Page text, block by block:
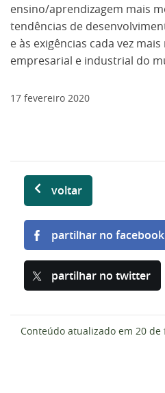
ensino/aprendizagem mais
tendências de
e às exigências cada vez
empresarial e industrial do
17 fevereiro 2020
voltar
partilhar no facebook
partilhar no twitter
Conteúdo atualizado em 20 de